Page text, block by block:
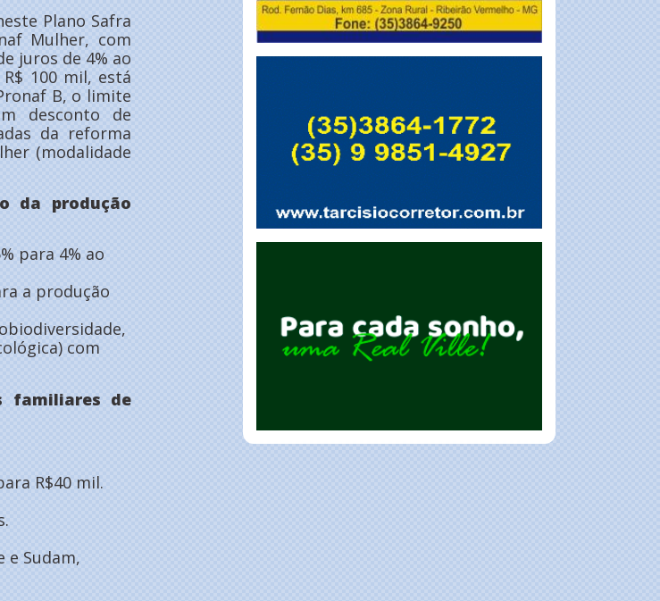
Plano Safra
Mulher, com
juros de 4% ao
100 mil, está
B, o limite
desconto de
da reforma
(modalidade
da produção
para 4% ao
a produção
com
familiares de
R$40 mil.
e Sudam,